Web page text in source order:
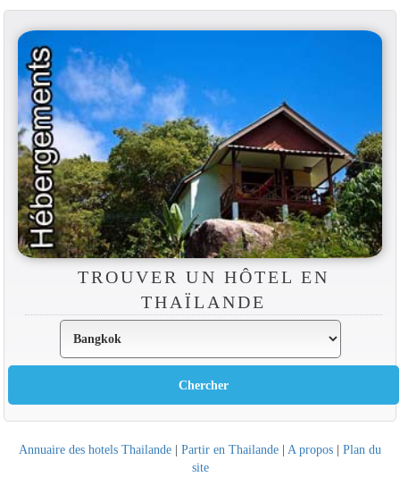
TROUVER UN HÔTEL EN
THAÏLANDE
Annuaire des hotels Thailande | Partir en Thailande | A propos | Plan du
site